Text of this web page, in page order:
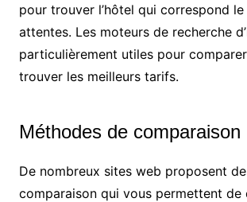
pour trouver l’hôtel qui correspond
attentes. Les moteurs de recherche
particulièrement utiles pour
trouver les meilleurs tarifs.
Méthodes de comparaison
De nombreux sites web proposent
comparaison qui vous permettent de